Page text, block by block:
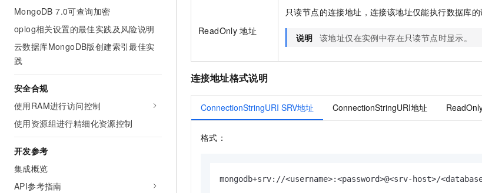
MongoDB 7.0可查询加密
oplog相关设置的最佳实践及风险说明
云数据库MongoDB版创建索引最佳实
践
安全合规
使用RAM进行访问控制
使用资源组进行精细化资源控制
开发参考
集成概览
API参考指南
ReadOnly 地址
只读节点的连接地址，连接该地址仅能执行数据库的
说明 该地址仅在实例中存在只读节点时显示。
连接地址格式说明
ConnectionStringURI SRV地址 ConnectionStringURI地址
格式：
mongodb+srv://<username>:<password>@<srv-host>/